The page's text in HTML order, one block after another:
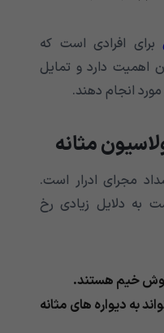
برای افرادی است که
اهمیت دارد و تمایل
انجام دهند.
مثانه
مجرای ادرار است.
به دلایل زیادی رخ
خیم هستند.
به دیواره های مثانه